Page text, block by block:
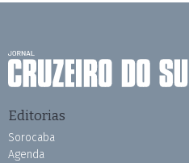
Editorias
Sorocaba
Agenda